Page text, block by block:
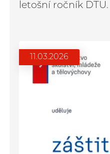
letošní ročník DTU.
11.03.2026